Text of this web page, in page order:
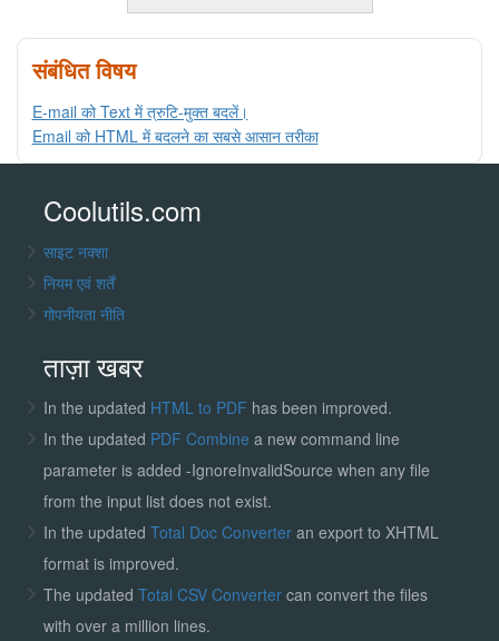
संबंधित विषय
E-mail को Text में त्रुटि-मुक्त बदलें।
Email को HTML में बदलने का सबसे आसान तरीका
Coolutils.com
साइट नक्शा
नियम एवं शर्तें
गोपनीयता नीति
ताज़ा खबर
In the updated HTML to PDF has been improved.
In the updated PDF Combine a new command line
parameter is added -IgnoreInvalidSource when any file
from the input list does not exist.
In the updated Total Doc Converter an export to XHTML
format is improved.
The updated Total CSV Convertercan convert the files
with over a million lines.